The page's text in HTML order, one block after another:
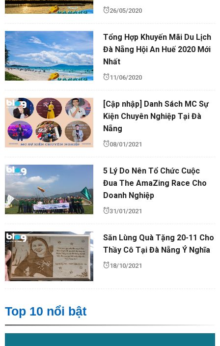
26/05/2020
Tổng Hợp Khuyến Mãi Du Lịch
Đà Nẵng Hội An Huế 2020 Mới
Nhất
11/06/2020
[Cập nhập] Danh Sách MC Sự
Kiện Chuyên Nghiệp Tại Đà
Nẵng
08/01/2021
5 Lý Do Nên Tổ Chức Cuộc
Đua The AmaZing Race Cho
Doanh Nghiệp
31/01/2021
Săn Lùng Quà Tặng 20-11 Cho
Thầy Cô Tại Đà Nẵng Ý Nghĩa
18/10/2021
Top 10 nổi bật